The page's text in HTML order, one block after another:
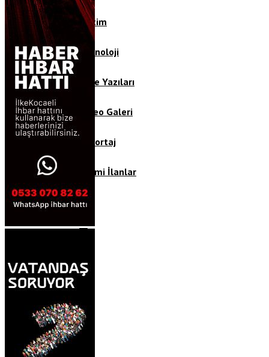
Eğitim
Teknoloji
Köşe Yazıları
Video Galeri
Röportaj
Resmi İlanlar